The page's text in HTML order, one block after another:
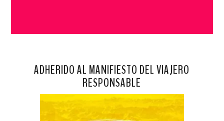
ADHERIDO AL MANIFIESTO DEL VIAJERO
RESPONSABLE